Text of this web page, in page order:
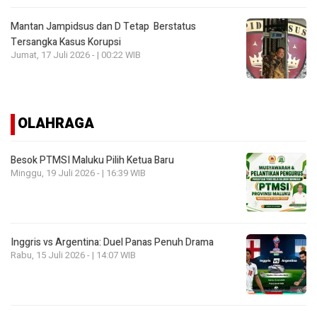
Mantan Jampidsus dan D Tetap Berstatus
Tersangka Kasus Korupsi
Jumat, 17 Juli 2026 - | 00:22 WIB
OLAHRAGA
Besok PTMSI Maluku Pilih Ketua Baru
Minggu, 19 Juli 2026 - | 16:39 WIB
Inggris vs Argentina: Duel Panas Penuh Drama
Rabu, 15 Juli 2026 - | 14:07 WIB